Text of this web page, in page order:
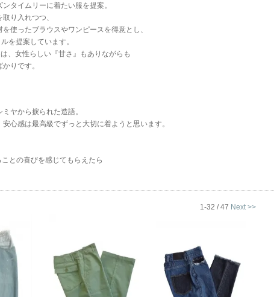
タイムリーに着たい服を提案。
り入れつつ、
使ったブラウスやワンピースを得意とし、
を提案しています。
、女性らしい『甘さ』もありながらも
りです。
ヤから捩られた造語。
心感は最高級でずっと大切に着ようと思います。
との喜びを感じてもらえたら
1-32 / 47 Next >>